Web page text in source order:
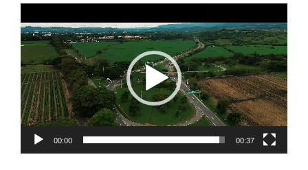
de
vídeo
00:00 00:37